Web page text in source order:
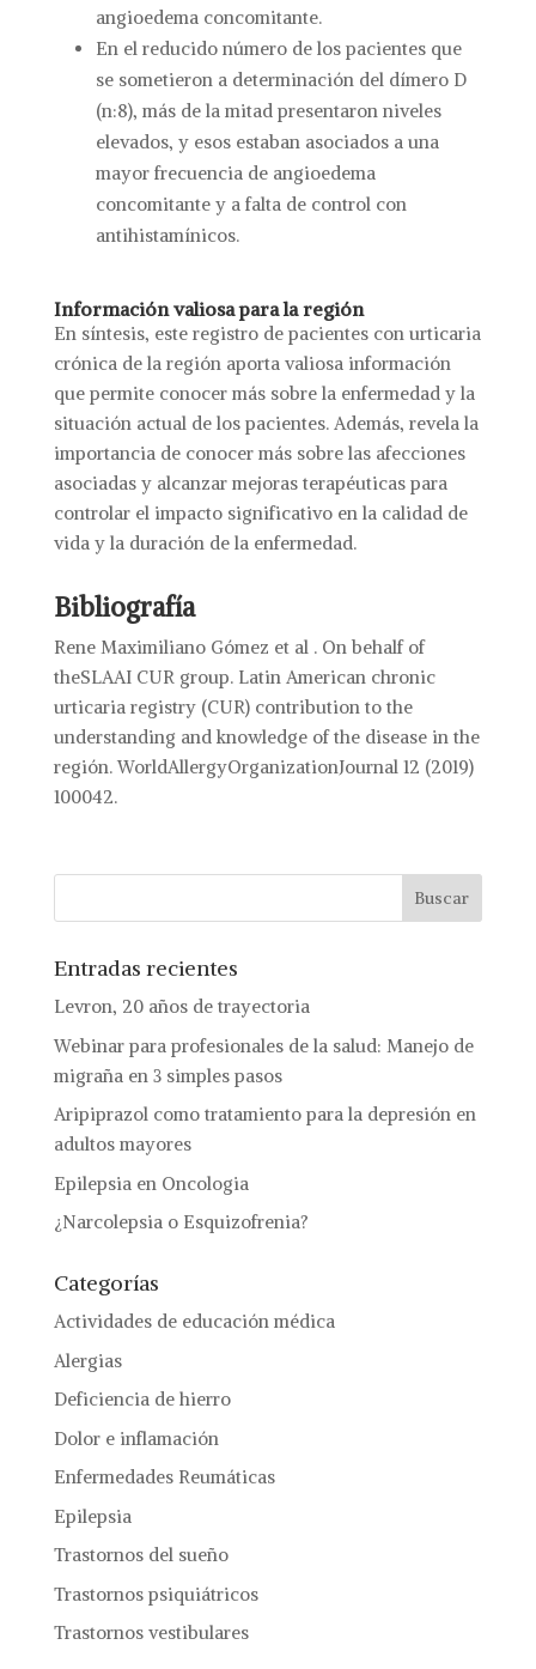
angioedema concomitante.
En el reducido número de los pacientes que
se sometieron a determinación del dímero D
(n:8), más de la mitad presentaron niveles
elevados, y esos estaban asociados a una
mayor frecuencia de angioedema
concomitante y a falta de control con
antihistamínicos.
Información valiosa para la región
En síntesis, este registro de pacientes con urticaria
crónica de la región aporta valiosa información
que permite conocer más sobre la enfermedad y la
situación actual de los pacientes. Además, revela la
importancia de conocer más sobre las afecciones
asociadas y alcanzar mejoras terapéuticas para
controlar el impacto significativo en la calidad de
vida y la duración de la enfermedad.
Bibliografía
Rene Maximiliano Gómez et al . On behalf of
theSLAAI CUR group. Latin American chronic
urticaria registry (CUR) contribution to the
understanding and knowledge of the disease in the
región. WorldAllergyOrganizationJournal 12 (2019)
100042.
Entradas recientes
Levron, 20 años de trayectoria
Webinar para profesionales de la salud: Manejo de
migraña en 3 simples pasos
Aripiprazol como tratamiento para la depresión en
adultos mayores
Epilepsia en Oncologia
¿Narcolepsia o Esquizofrenia?
Categorías
Actividades de educación médica
Alergias
Deficiencia de hierro
Dolor e inflamación
Enfermedades Reumáticas
Epilepsia
Trastornos del sueño
Trastornos psiquiátricos
Trastornos vestibulares